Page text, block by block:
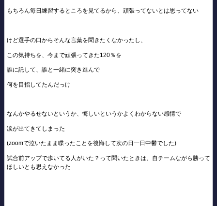
もちろん毎日練習するところを見てるから、頑張ってないとは思ってない
けど選手の口からそんな言葉を聞きたくなかったし、
この気持ちを、今まで頑張ってきた120％を
誰に託して、誰と一緒に突き進んで
何を目指してたんだっけ
なんかやるせないというか、悔しいというかよくわからない感情で
涙が出てきてしまった
(zoomで泣いたまま喋ったことを後悔して次の日一日中鬱でした)
試合前アップで歩いてる人がいた？って聞いたときは、自チームながら勝って
ほしいとも思えなかった